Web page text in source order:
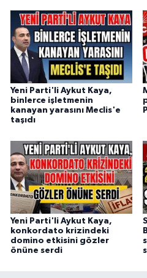
Yeni Parti'li Aykut Kaya,
binlerce işletmenin
kanayan yarasını Meclis'e
taşıdı
Yeni Parti'li Aykut Kaya,
konkordato krizindeki
domino etkisini gözler
önüne serdi